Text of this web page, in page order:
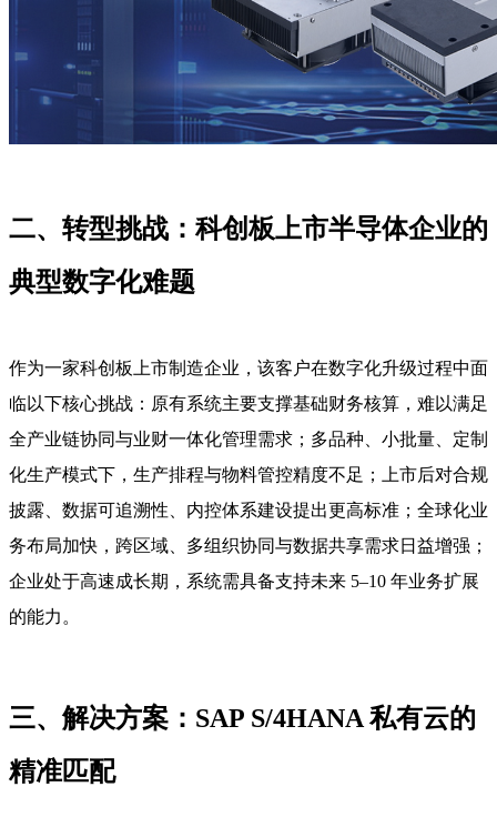
二、转型挑战：科创板上市半导体企业的
典型数字化难题
作为一家科创板上市制造企业，该客户在数字化升级过程中面
临以下核心挑战：原有系统主要支撑基础财务核算，难以满足
全产业链协同与业财一体化管理需求；多品种、小批量、定制
化生产模式下，生产排程与物料管控精度不足；上市后对合规
披露、数据可追溯性、内控体系建设提出更高标准；全球化业
务布局加快，跨区域、多组织协同与数据共享需求日益增强；
企业处于高速成长期，系统需具备支持未来 5–10 年业务扩展
的能力。
三、解决方案：SAP S/4HANA 私有云的
精准匹配